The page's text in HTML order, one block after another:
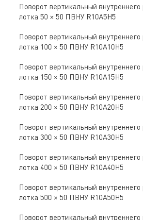
Поворот вертикальный внутреннего
лотка 50 × 50 ПВНУ R10A5H5
Поворот вертикальный внутреннего
лотка 100 × 50 ПВНУ R10A10H5
Поворот вертикальный внутреннего
лотка 150 × 50 ПВНУ R10A15H5
Поворот вертикальный внутреннего
лотка 200 × 50 ПВНУ R10A20H5
Поворот вертикальный внутреннего
лотка 300 × 50 ПВНУ R10A30H5
Поворот вертикальный внутреннего
лотка 400 × 50 ПВНУ R10A40H5
Поворот вертикальный внутреннего
лотка 500 × 50 ПВНУ R10A50H5
Поворот вертикальный внутреннего